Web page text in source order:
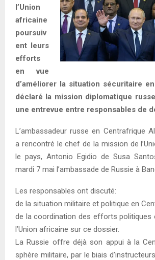
l’Union
africaine
poursuiv
ent leurs
efforts
en vue
d’améliorer la situation sécuritaire
déclaré la mission diplomatique
une entrevue entre responsables de
L’ambassadeur russe en Centrafrique
a rencontré le chef de la mission de
le pays, Antonio Egidio de Susa
mardi 7 mai l’ambassade de Russie à
Les responsables ont discuté:
de la situation militaire et politique en
de la coordination des efforts politiques
l’Union africaine sur ce dossier.
La Russie offre déjà son appui à la
sphère militaire, par le biais